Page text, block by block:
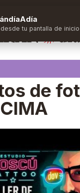
de
tu pantalla de inicio